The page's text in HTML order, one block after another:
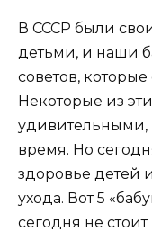
В СССР были
детьми, и наши
советов,
Некоторые из
удивительными,
время. Но
здоровье детей
ухода. Вот 5
сегодня не стоит